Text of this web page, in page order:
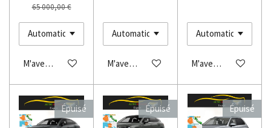
65 000,00 €
M'avertir si disponible M'avertir si disponible M'avertir si
Épuisé Épuisé Épuisé